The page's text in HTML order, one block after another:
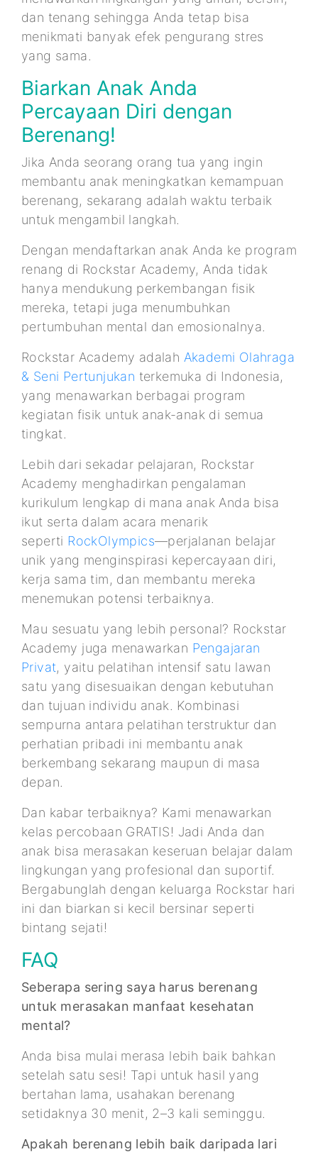
dan tenang sehingga Anda tetap bisa
menikmati banyak efek pengurang stres
yang sama.
Biarkan Anak Anda
Percayaan Diri dengan
Berenang!
Jika Anda seorang orang tua yang ingin
membantu anak meningkatkan kemampuan
berenang, sekarang adalah waktu terbaik
untuk mengambil langkah.
Dengan mendaftarkan anak Anda ke program
renang di Rockstar Academy, Anda tidak
hanya mendukung perkembangan fisik
mereka, tetapi juga menumbuhkan
pertumbuhan mental dan emosionalnya.
Rockstar Academy adalah Akademi Olahraga
& Seni Pertunjukan terkemuka di Indonesia,
yang menawarkan berbagai program
kegiatan fisik untuk anak-anak di semua
tingkat.
Lebih dari sekadar pelajaran, Rockstar
Academy menghadirkan pengalaman
kurikulum lengkap di mana anak Anda bisa
ikut serta dalam acara menarik
seperti RockOlympics—perjalanan belajar
unik yang menginspirasi kepercayaan diri,
kerja sama tim, dan membantu mereka
menemukan potensi terbaiknya.
Mau sesuatu yang lebih personal? Rockstar
Academy juga menawarkan Pengajaran
Privat, yaitu pelatihan intensif satu lawan
satu yang disesuaikan dengan kebutuhan
dan tujuan individu anak. Kombinasi
sempurna antara pelatihan terstruktur dan
perhatian pribadi ini membantu anak
berkembang sekarang maupun di masa
depan.
Dan kabar terbaiknya? Kami menawarkan
kelas percobaan GRATIS! Jadi Anda dan
anak bisa merasakan keseruan belajar dalam
lingkungan yang profesional dan suportif.
Bergabunglah dengan keluarga Rockstar hari
ini dan biarkan si kecil bersinar seperti
bintang sejati!
FAQ
Seberapa sering saya harus berenang
untuk merasakan manfaat kesehatan
mental?
Anda bisa mulai merasa lebih baik bahkan
setelah satu sesi! Tapi untuk hasil yang
bertahan lama, usahakan berenang
setidaknya 30 menit, 2–3 kali seminggu.
Apakah berenang lebih baik daripada lari